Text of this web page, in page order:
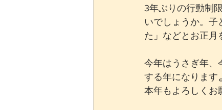
3年ぶりの行動制
いでしょうか。子
た」などとお正月
今年はうさぎ年、
する年になります
本年もよろしくお
児童発